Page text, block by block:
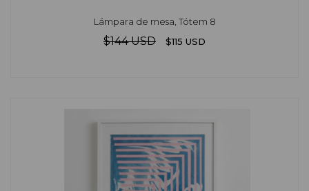
Lámpara de mesa, Tótem 8
$144 USD $115 USD